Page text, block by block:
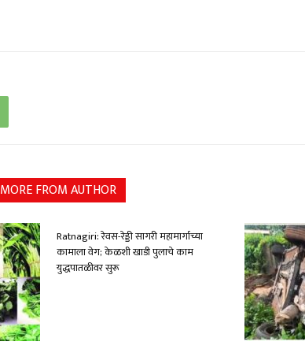
MORE FROM AUTHOR
Ratnagiri: रेवस-रेड्डी सागरी महामार्गाच्या
कामाला वेग; केळशी खाडी पुलाचे काम
युद्धपातळीवर सुरू